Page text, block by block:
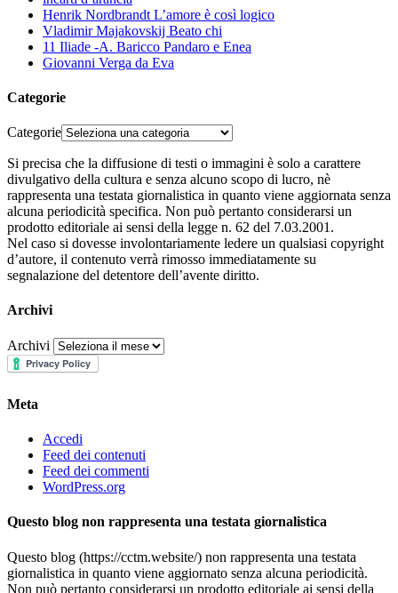
Henrik Nordbrandt L’amore è così logico
Vladimir Majakovskij Beato chi
11 Iliade -A. Baricco Pandaro e Enea
Giovanni Verga da Eva
Categorie
Categorie
Si precisa che la diffusione di testi o immagini è solo a carattere
divulgativo della cultura e senza alcuno scopo di lucro, nè
rappresenta una testata giornalistica in quanto viene aggiornata senza
alcuna periodicità specifica. Non può pertanto considerarsi un
prodotto editoriale ai sensi della legge n. 62 del 7.03.2001.
Nel caso si dovesse involontariamente ledere un qualsiasi copyright
d’autore, il contenuto verrà rimosso immediatamente su
segnalazione del detentore dell’avente diritto.
Archivi
Archivi
Meta
Accedi
Feed dei contenuti
Feed dei commenti
WordPress.org
Questo blog non rappresenta una testata giornalistica
Questo blog (https://cctm.website/) non rappresenta una testata
giornalistica in quanto viene aggiornato senza alcuna periodicità.
Non può pertanto considerarsi un prodotto editoriale ai sensi della